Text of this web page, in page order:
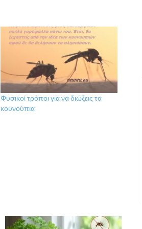
Φυσικοί τρόποι για να διώξεις τα
κουνούπια